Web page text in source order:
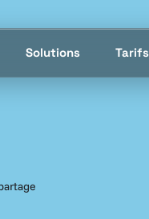
Solutions Tarifs